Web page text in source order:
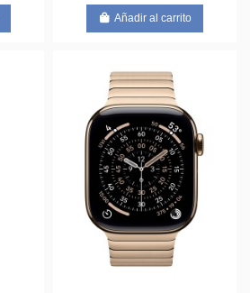
Añadir al carrito